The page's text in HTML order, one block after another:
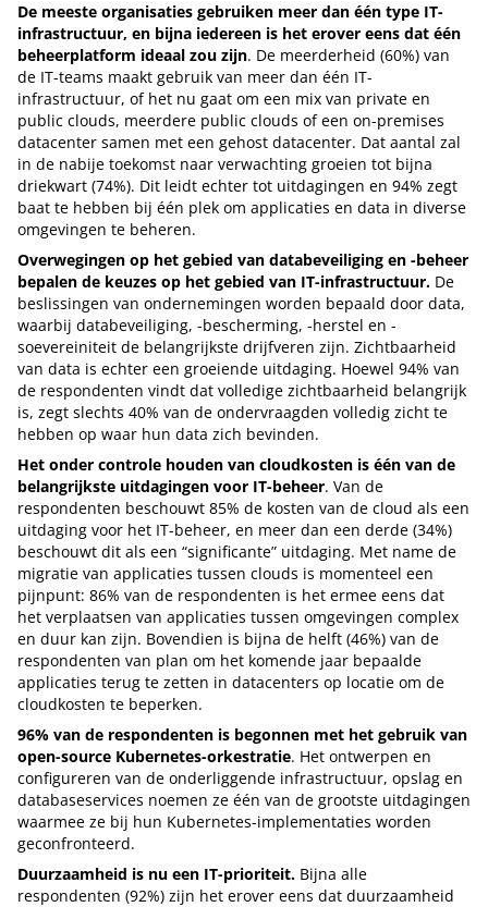
De meeste organisaties gebruiken meer dan één type IT-
infrastructuur, en bijna iedereen is het erover eens dat één
beheerplatform ideaal zou zijn. De meerderheid (60%) van
de IT-teams maakt gebruik van meer dan één IT-
infrastructuur, of het nu gaat om een mix van private en
public clouds, meerdere public clouds of een on-premises
datacenter samen met een gehost datacenter. Dat aantal zal
in de nabije toekomst naar verwachting groeien tot bijna
driekwart (74%). Dit leidt echter tot uitdagingen en 94% zegt
baat te hebben bij één plek om applicaties en data in diverse
omgevingen te beheren.
Overwegingen op het gebied van databeveiliging en -beheer
bepalen de keuzes op het gebied van IT-infrastructuur. De
beslissingen van ondernemingen worden bepaald door data,
waarbij databeveiliging, -bescherming, -herstel en -
soevereiniteit de belangrijkste drijfveren zijn. Zichtbaarheid
van data is echter een groeiende uitdaging. Hoewel 94% van
de respondenten vindt dat volledige zichtbaarheid belangrijk
is, zegt slechts 40% van de ondervraagden volledig zicht te
hebben op waar hun data zich bevinden.
Het onder controle houden van cloudkosten is één van de
belangrijkste uitdagingen voor IT-beheer. Van de
respondenten beschouwt 85% de kosten van de cloud als een
uitdaging voor het IT-beheer, en meer dan een derde (34%)
beschouwt dit als een “significante” uitdaging. Met name de
migratie van applicaties tussen clouds is momenteel een
pijnpunt: 86% van de respondenten is het ermee eens dat
het verplaatsen van applicaties tussen omgevingen complex
en duur kan zijn. Bovendien is bijna de helft (46%) van de
respondenten van plan om het komende jaar bepaalde
applicaties terug te zetten in datacenters op locatie om de
cloudkosten te beperken.
96% van de respondenten is begonnen met het gebruik van
open-source Kubernetes-orkestratie. Het ontwerpen en
configureren van de onderliggende infrastructuur, opslag en
databaseservices noemen ze één van de grootste uitdagingen
waarmee ze bij hun Kubernetes-implementaties worden
geconfronteerd.
Duurzaamheid is nu een IT-prioriteit. Bijna alle
respondenten (92%) zijn het erover eens dat duurzaamheid